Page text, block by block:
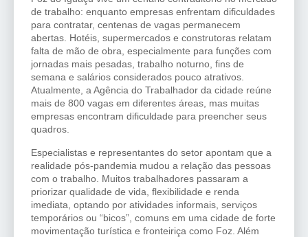
de trabalho: enquanto empresas enfrentam dificuldades
para contratar, centenas de vagas permanecem
abertas. Hotéis, supermercados e construtoras relatam
falta de mão de obra, especialmente para funções com
jornadas mais pesadas, trabalho noturno, fins de
semana e salários considerados pouco atrativos.
Atualmente, a Agência do Trabalhador da cidade reúne
mais de 800 vagas em diferentes áreas, mas muitas
empresas encontram dificuldade para preencher seus
quadros.
Especialistas e representantes do setor apontam que a
realidade pós-pandemia mudou a relação das pessoas
com o trabalho. Muitos trabalhadores passaram a
priorizar qualidade de vida, flexibilidade e renda
imediata, optando por atividades informais, serviços
temporários ou “bicos”, comuns em uma cidade de forte
movimentação turística e fronteiriça como Foz. Além